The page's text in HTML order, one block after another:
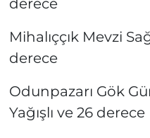
derece
Mihalıççık Mevzi
derece
Odunpazarı Gök
Yağışlı ve 26 derece